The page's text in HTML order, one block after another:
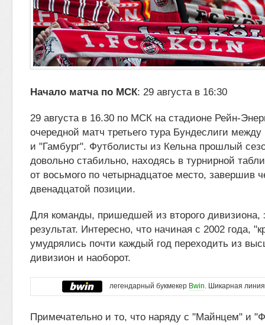
Начало матча по МСК: 29 августа в 16:30
29 августа в 16.30 по МСК на стадионе Рейн-
очередной матч третьего тура Бундеслиги
и "Гамбург". Футболисты из Кельна прошлый
довольно стабильно, находясь в турнирной
от восьмого по четырнадцатое место, завершив
двенадцатой позиции.
Для команды, пришедшей из второго дивизиона,
результат. Интересно, что начиная с 2002 года,
умудрялись почти каждый год переходить из
дивизион и наоборот.
легендарный букмекер Bwin. Шикарная
Примечательно и то, что наряду с "Майнцем" и